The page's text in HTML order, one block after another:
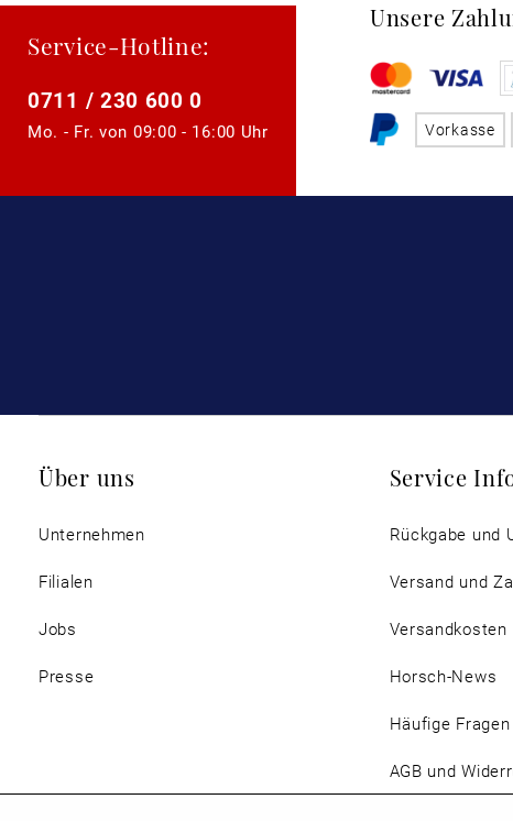
Service-Hotline:
0711 / 230 600 0
Mo. - Fr. von 09:00 - 16:00 Uhr
Unsere
Vorkasse
Über uns
Unternehmen
Filialen
Jobs
Presse
Service
Rückgabe und
Versand und
Versandkosten
Horsch-News
Häufige Fragen
AGB und